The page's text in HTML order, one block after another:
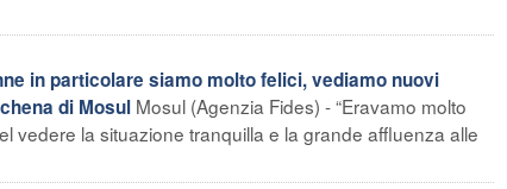
in particolare siamo molto felici, vediamo nuovi
di Mosul Mosul (Agenzia Fides) - “Eravamo molto
vedere la situazione tranquilla e la grande affluenza alle